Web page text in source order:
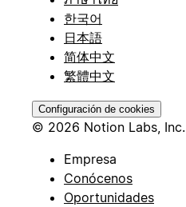
한국어
日本語
简体中文
繁體中文
Configuración de cookies
© 2026 Notion Labs, Inc.
Empresa
Conócenos
Oportunidades